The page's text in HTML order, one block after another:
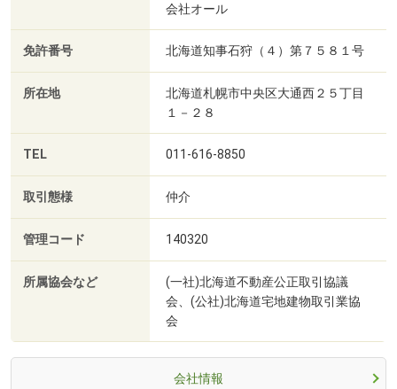
会社オール
免許番号 北海道知事石狩（４）第７５８１号
所在地
北海道札幌市中央区大通西２５丁目
１－２８
TEL 011-616-8850
取引態様 仲介
管理コード 140320
所属協会など
(一社)北海道不動産公正取引協議
会、(公社)北海道宅地建物取引業協
会
会社情報